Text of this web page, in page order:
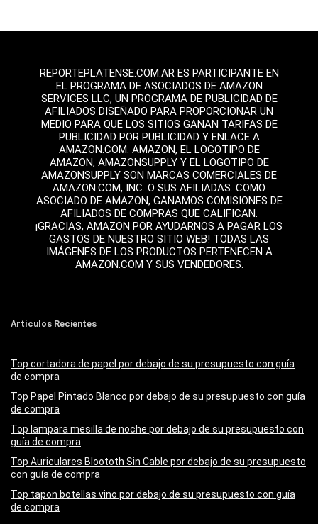
REPORTEPLATENSE.COM.AR ES PARTICIPANTE EN
EL PROGRAMA DE ASOCIADOS DE AMAZON
SERVICES LLC, UN PROGRAMA DE PUBLICIDAD DE
AFILIADOS DISEÑADO PARA PROPORCIONAR UN
MEDIO PARA QUE LOS SITIOS GANAN TARIFAS DE
PUBLICIDAD POR PUBLICIDAD Y ENLACE A
AMAZON.COM. AMAZON, EL LOGOTIPO DE
AMAZON, AMAZONSUPPLY Y EL LOGOTIPO DE
AMAZONSUPPLY SON MARCAS COMERCIALES DE
AMAZON.COM, INC. O SUS AFILIADAS. COMO
ASOCIADO DE AMAZON, GANAMOS COMISIONES DE
AFILIADOS DE COMPRAS QUE CALIFICAN.
¡GRACIAS, AMAZON POR AYUDARNOS A PAGAR LOS
GASTOS DE NUESTRO SITIO WEB! TODAS LAS
IMÁGENES DE LOS PRODUCTOS PERTENECEN A
AMAZON.COM Y SUS VENDEDORES.
Artículos Recientes
Top cortadora de papel por debajo de su presupuesto con guía
de compra
Top Papel Pintado Blanco por debajo de su presupuesto con guía
de compra
Top lampara mesilla de noche por debajo de su presupuesto con
guía de compra
Top Auriculares Bloototh Sin Cable por debajo de su presupuesto
con guía de compra
Top tapon botellas vino por debajo de su presupuesto con guía
de compra